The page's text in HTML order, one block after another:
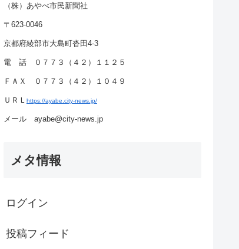
（株）あやべ市民新聞社
〒623-0046
京都府綾部市大島町沓田4-3
電 話 ０７７３（４２）１１２５
ＦＡＸ ０７７３（４２）１０４９
ＵＲＬ https://ayabe.city-news.jp/
メール ayabe@city-news.jp
メタ情報
ログイン
投稿フィード